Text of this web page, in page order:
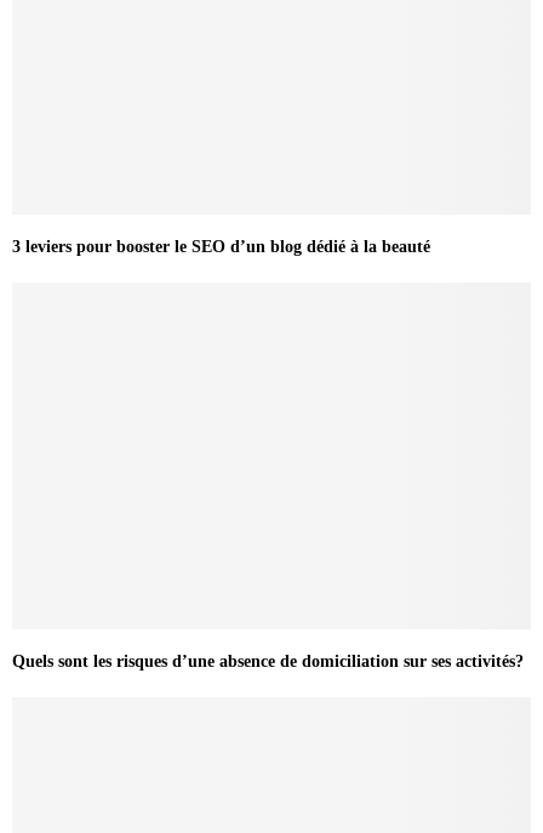
3 leviers pour booster le SEO d’un blog dédié à la beauté
Quels sont les risques d’une absence de domiciliation sur ses activités?